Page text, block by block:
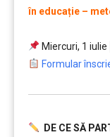
în educație –
Miercuri, 1 iulie│
Formular
DE CE SĂ